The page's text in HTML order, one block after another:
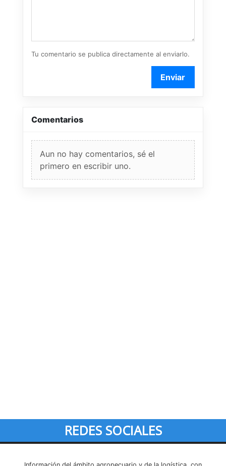
Tu comentario se publica directamente al enviarlo.
Enviar
Comentarios
Aun no hay comentarios, sé el
primero en escribir uno.
REDES SOCIALES